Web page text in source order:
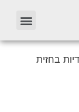
בחזית